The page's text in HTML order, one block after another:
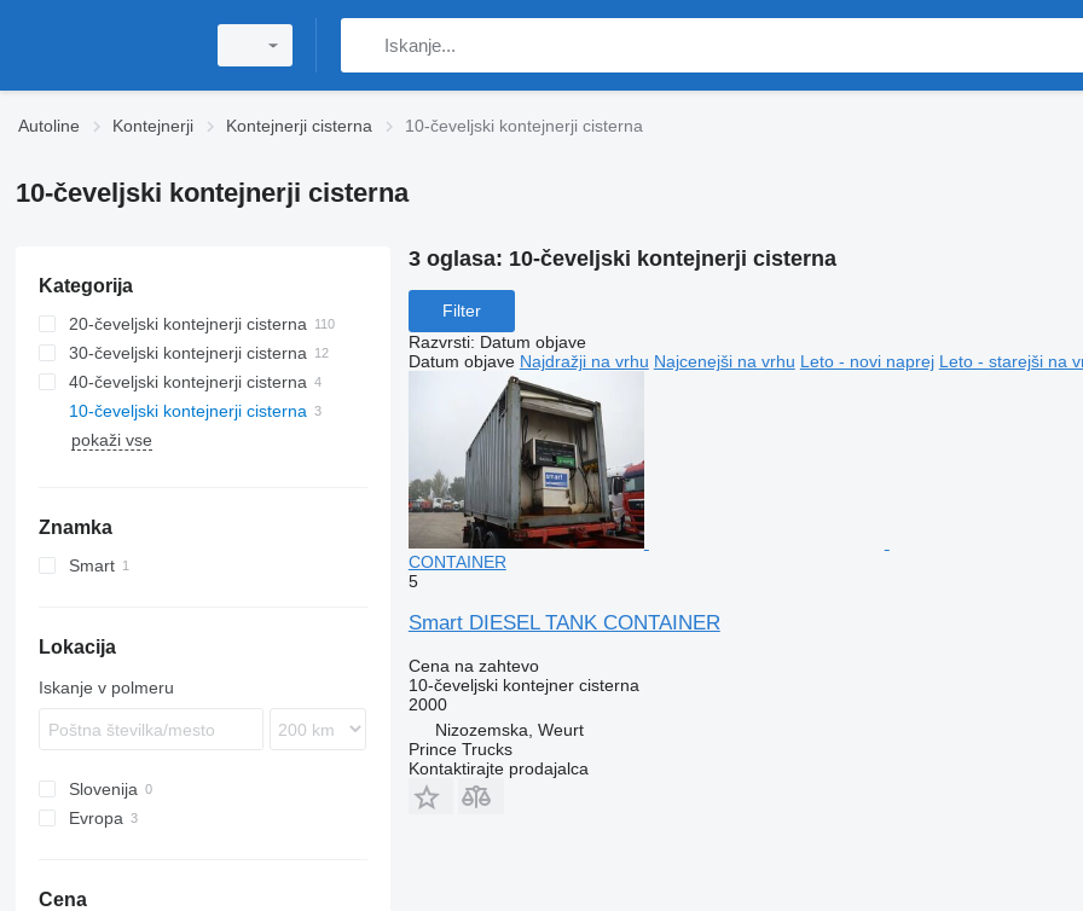
Autoline Kontejnerji Kontejnerji cisterna 10-čeveljski kontejnerji cisterna
10-čeveljski kontejnerji cisterna
Kategorija
20-čeveljski kontejnerji cisterna
30-čeveljski kontejnerji cisterna
40-čeveljski kontejnerji cisterna
10-čeveljski kontejnerji cisterna
pokaži vse
Znamka
Smart
Lokacija
Iskanje v polmeru
Slovenija
Evropa
Cena
3 oglasa: 10-čeveljski kontejnerji cisterna
Filter
Razvrsti: Datum objave
Datum objave Najdražji na vrhu Najcenejši na vrhu Leto - novi naprej Leto - starejši na
CONTAINER
5
Smart DIESEL TANK CONTAINER
Cena na zahtevo
10-čeveljski kontejner cisterna
2000
Nizozemska, Weurt
Prince Trucks
Kontaktirajte prodajalca